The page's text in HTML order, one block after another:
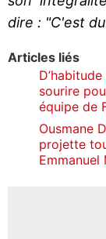
dire : "C'est
Articles liés
sourire
équipe de
Ousmane
projette
Emmanuel